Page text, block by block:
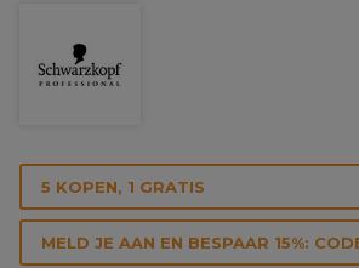
5 KOPEN, 1 GRATIS
MELD JE AAN EN BESPAAR 15%: